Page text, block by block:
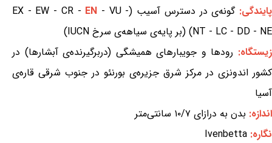
پایندگی:گونه‌ی در دسترس آسیب (EX - EW - CR - EN - VU -
NT - LC - DD - NE) (بر پایه‌ی سیاهه‌ی سرخ IUCN)
زیستگاه: رودها و جویبارهای همیشگی (دربرگیرنده‌ی آبشارها) در
کشور اندونزی در مرکز شرق جزیره‌ی بورنئو در جنوب شرقی قاره‌ی
آسیا
اندازه: بدن به درازای ۱۰/۷ سانتی‌متر
نگاره: Ivenbetta